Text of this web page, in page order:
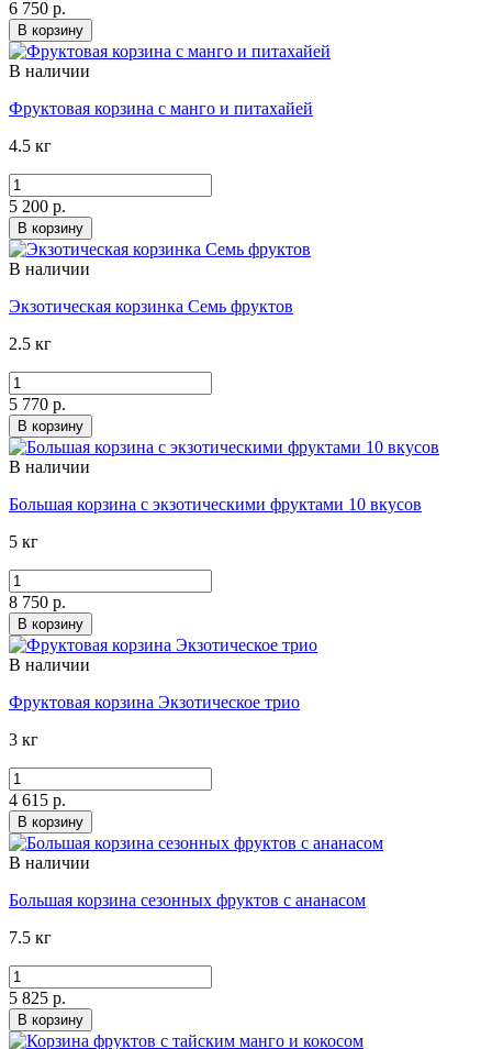
6 750 р.
В корзину
В наличии
Фруктовая корзина с манго и питахайей
4.5 кг
5 200 р.
В корзину
В наличии
Экзотическая корзинка Семь фруктов
2.5 кг
5 770 р.
В корзину
В наличии
Большая корзина с экзотическими фруктами 10 вкусов
5 кг
8 750 р.
В корзину
В наличии
Фруктовая корзина Экзотическое трио
3 кг
4 615 р.
В корзину
В наличии
Большая корзина сезонных фруктов с ананасом
7.5 кг
5 825 р.
В корзину